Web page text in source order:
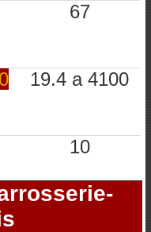
67
19.4 a 4100
10